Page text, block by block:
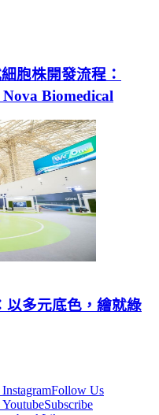
胞株開發流程：
Biomedical
以多元底色，繪就綠
Follow Us
YoutubeSubscribe